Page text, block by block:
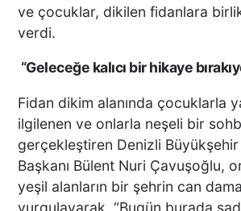
ve çocuklar, dikilen fidanlara
verdi.
“Geleceğe kalıcı bir hikaye
Fidan dikim alanında çocuklarla
ilgilenen ve onlarla neşeli bir
gerçekleştiren Denizli
Başkanı Bülent Nuri Çavuşoğlu,
yeşil alanların bir şehrin can
vurgulayarak, “Bugün burada